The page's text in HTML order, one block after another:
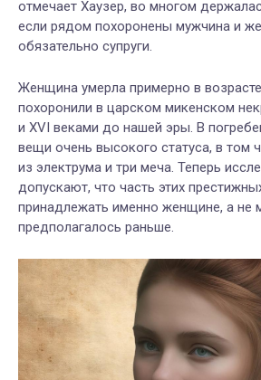
отмечает Хаузер, во многом
если рядом похоронены мужчина и
обязательно супруги.
Женщина умерла примерно в
похоронили в царском микенском
и XVI веками до нашей эры. В
вещи очень высокого статуса, в том
из электрума и три меча. Теперь
допускают, что часть этих
принадлежать именно женщине, а не
предполагалось раньше.